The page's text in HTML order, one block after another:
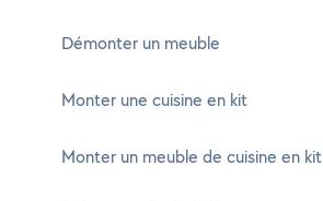
Démonter un meuble
Monter une cuisine en kit
Monter un meuble de cuisine en kit